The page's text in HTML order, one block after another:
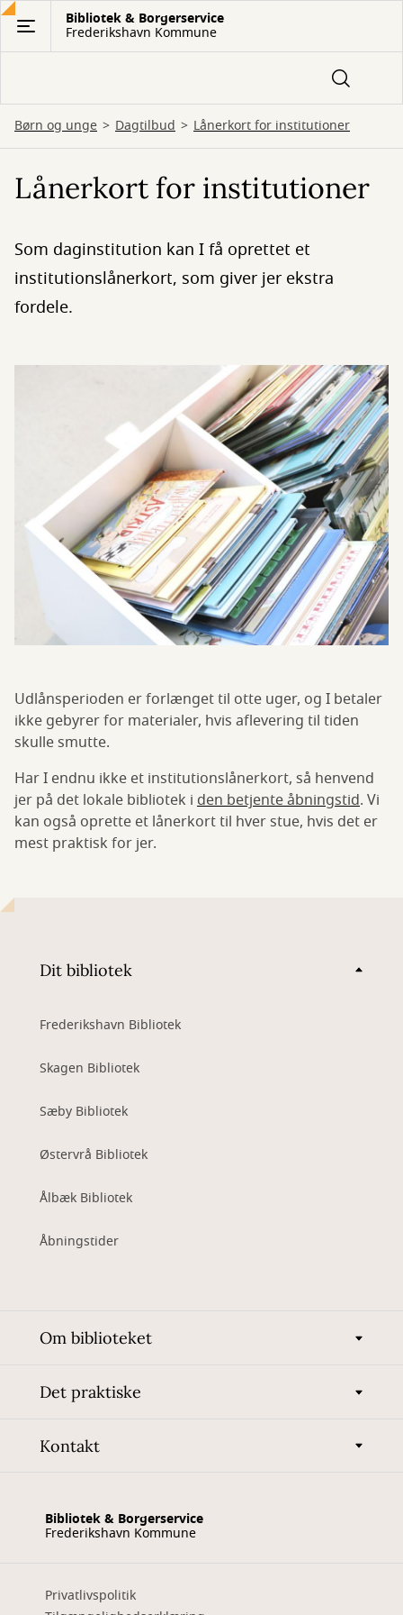
Gå
hovedindhold
Bibliotek & Borgerservice
Frederikshavn Kommune
Børn og unge Dagtilbud Lånerkort for institutioner
Lånerkort for institutioner
Som daginstitution kan I få oprettet et
institutionslånerkort, som giver jer ekstra
fordele.
Udlånsperioden er forlænget til otte uger, og I betaler
ikke gebyrer for materialer, hvis aflevering til tiden
skulle smutte.
Har I endnu ikke et institutionslånerkort, så henvend
jer på det lokale bibliotek i den betjente åbningstid. Vi
kan også oprette et lånerkort til hver stue, hvis det er
mest praktisk for jer.
Dit bibliotek
Frederikshavn Bibliotek
Skagen Bibliotek
Sæby Bibliotek
Østervrå Bibliotek
Ålbæk Bibliotek
Åbningstider
Om biblioteket
Det praktiske
Kontakt
Bibliotek & Borgerservice
Frederikshavn Kommune
Privatlivspolitik